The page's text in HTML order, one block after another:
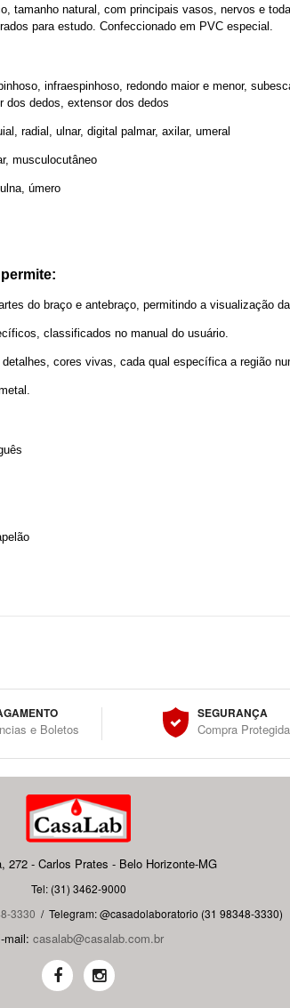
tamanho natural, com principais vasos, nervos e
para estudo. Confeccionado em PVC especial.
infraespinhoso, redondo maior e menor,
dos dedos, extensor dos dedos
radial, ulnar, digital palmar, axilar, umeral
musculocutâneo
úmero
do braço e antebraço, permitindo a visualização
classificados no manual do usuário.
cores vivas, cada qual específica a região
e Boletos
SEGURANÇA
Compra Protegida
272 - Carlos Prates - Belo Horizonte-MG
Tel: (31) 3462-9000
3330 / Telegram: @casadolaboratorio (31 98348-3330)
mail: casalab@casalab.com.br